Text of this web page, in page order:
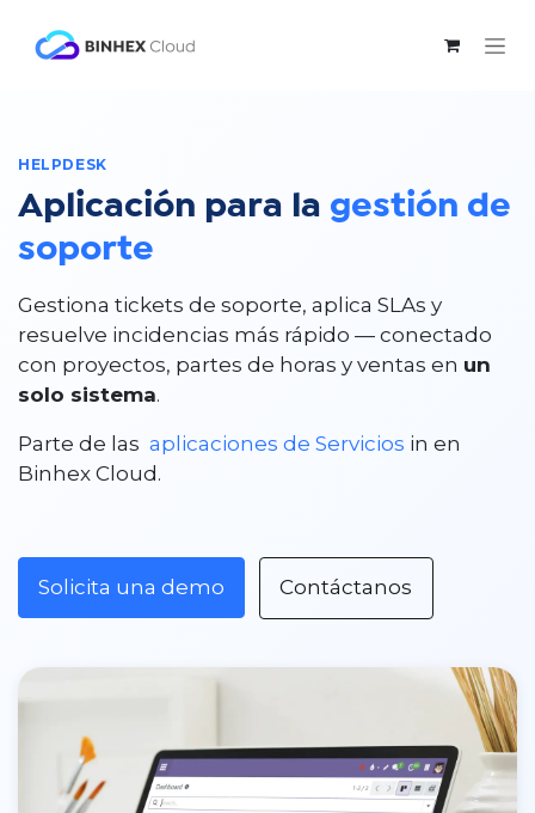
HELPDESK
Aplicación para la gestión de
soporte
Gestiona tickets de soporte, aplica SLAs y
resuelve incidencias más rápido — conectado
con proyectos, partes de horas y ventas en un
solo sistema.
Parte de las aplicaciones de Servicios in en
Binhex Cloud.
Solicita una demo Contáctanos